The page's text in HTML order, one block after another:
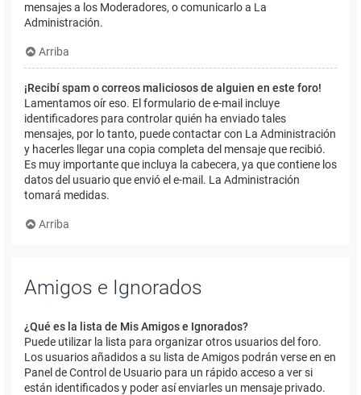
mensajes a los Moderadores, o comunicarlo a La
Administración.
Arriba
¡Recibí spam o correos maliciosos de alguien en este foro!
Lamentamos oír eso. El formulario de e-mail incluye
identificadores para controlar quién ha enviado tales
mensajes, por lo tanto, puede contactar con La Administración
y hacerles llegar una copia completa del mensaje que recibió.
Es muy importante que incluya la cabecera, ya que contiene los
datos del usuario que envió el e-mail. La Administración
tomará medidas.
Arriba
Amigos e Ignorados
¿Qué es la lista de Mis Amigos e Ignorados?
Puede utilizar la lista para organizar otros usuarios del foro.
Los usuarios añadidos a su lista de Amigos podrán verse en en
Panel de Control de Usuario para un rápido acceso a ver si
están identificados y poder así enviarles un mensaje privado.